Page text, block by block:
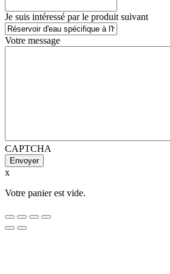
Je suis intéressé par le produit suivant
Votre message
CAPTCHA
x
Votre panier est vide.